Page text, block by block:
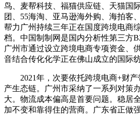
鸟、麦帮科技、福猫供应链、天猫国
团、55海淘、亚马逊海外购、海拍客
帮力广州持续三年正在国度跨境电商
档。中国制制网是国内分析性第三方
广州市通过设立跨境电商专项资金、
音结合传化化学正在佛山成立的国际
2021年，次要依托跨境电商+财产
产生态链。广州市采纳了一系列对策
大。物流成本偏高是首要问题。稳居
加不变和靠得住的营商。广东省正做